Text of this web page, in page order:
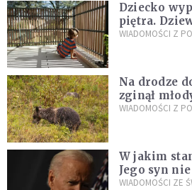
Dziecko
piętra.
sąsiedzi
WIADOMOŚCI Z
Na drodze
zginął
Sprawę
WIADOMOŚCI Z
W jakim
Jego syn
WIADOMOŚCI ZE